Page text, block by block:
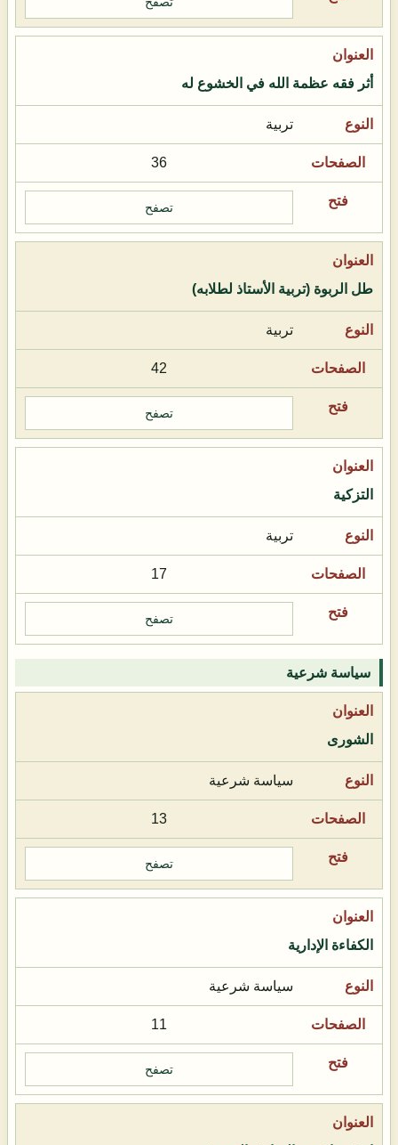
أثر فقه عظمة الله في الخشوع له
تربية
36
تصفح
طل الربوة (تربية الأستاذ لطلابه)
تربية
42
تصفح
التزكية
تربية
17
تصفح
سياسة شرعية
الشورى
سياسة شرعية
13
تصفح
الكفاءة الإدارية
سياسة شرعية
11
تصفح